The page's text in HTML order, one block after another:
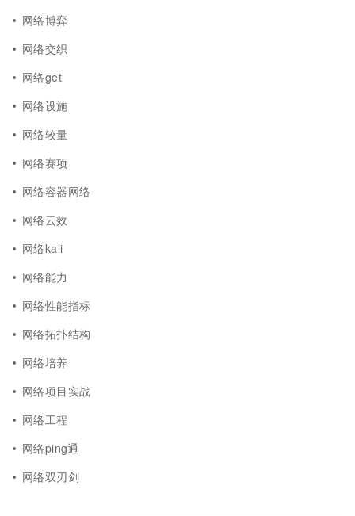
网络博弈
网络交织
网络get
网络设施
网络较量
网络赛项
网络容器网络
网络云效
网络kali
网络能力
网络性能指标
网络拓扑结构
网络培养
网络项目实战
网络工程
网络ping通
网络双刃剑